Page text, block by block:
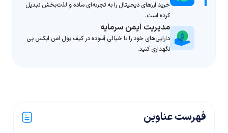
خرید ارزهای دیجیتال را به تجربه‌ای ساده و لذت‌بخش تبدیل
کرده است.
مدیریت ایمن سرمایه
دارایی‌های خود را با خیالی آسوده در کیف پول امن ایکس پی
نگهداری کنید.
فهرست عناوین